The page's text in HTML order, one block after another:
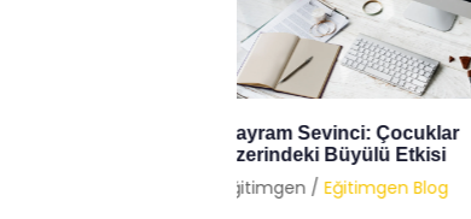
Gizlilik Politikası
Eğitimgen /Eğitimgen Blog